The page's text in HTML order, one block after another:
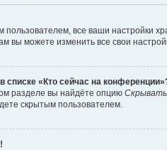
пользователем, все ваши настройки
вы можете изменить все свои
списке «Кто сейчас на
разделе вы найдёте опцию
скрытым пользователем.